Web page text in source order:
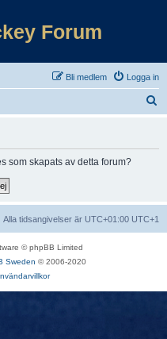
Forum
Logga in
Bli medlem
som skapats av detta forum?
Alla tidsangivelser är UTC+01:00 UTC+1
© phpBB Limited
Sweden © 2006-2020